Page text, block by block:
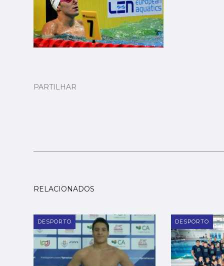
PARTILHAR
RELACIONADOS
DESPORTO DESPORTO